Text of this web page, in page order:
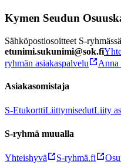
Kymen Seudun
Sähköpostiosoitteet S-
etunimi.sukunimi@sok.fi
ryhmän asiakaspalvelu
Anna
Asiakasomistaja
S-EtukorttiLiittymisedutLiity
S-ryhmä muualla
Yhteishyvä S-ryhmä.fi